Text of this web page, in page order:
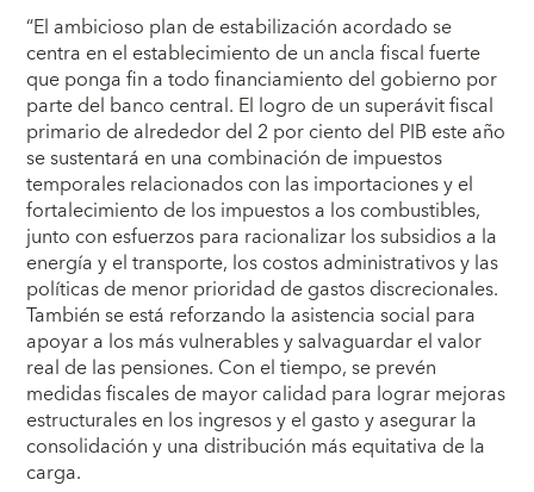
“El ambicioso plan de estabilización acordado se
centra en el establecimiento de un ancla fiscal fuerte
que ponga fin a todo financiamiento del gobierno por
parte del banco central. El logro de un superávit fiscal
primario de alrededor del 2 por ciento del PIB este año
se sustentará en una combinación de impuestos
temporales relacionados con las importaciones y el
fortalecimiento de los impuestos a los combustibles,
junto con esfuerzos para racionalizar los subsidios a la
energía y el transporte, los costos administrativos y las
políticas de menor prioridad de gastos discrecionales.
También se está reforzando la asistencia social para
apoyar a los más vulnerables y salvaguardar el valor
real de las pensiones. Con el tiempo, se prevén
medidas fiscales de mayor calidad para lograr mejoras
estructurales en los ingresos y el gasto y asegurar la
consolidación y una distribución más equitativa de la
carga.